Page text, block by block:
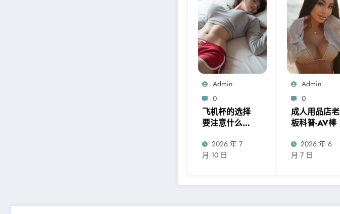
Admin
0
飞机杯的选择
要注意什么，
新手怎么选飞
机杯2026 年 7
月 10 日
Admin
0
成人用品店老
板科普-AV棒
2026 年 6
月 7 日